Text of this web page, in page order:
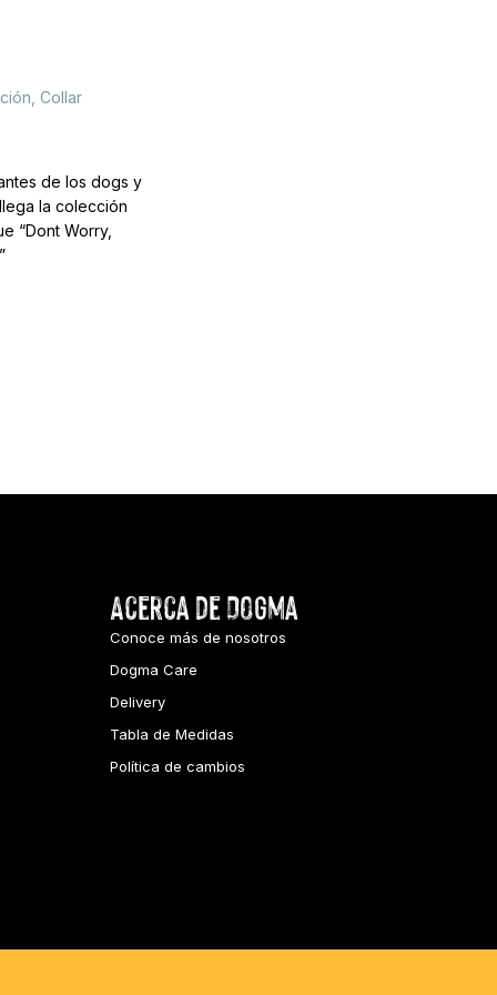
Collar
de los dogs y
la colección
“Dont Worry,
Acerca de Dogma
Conoce más de nosotros
Dogma Care
Delivery
Tabla de Medidas
Política de cambios